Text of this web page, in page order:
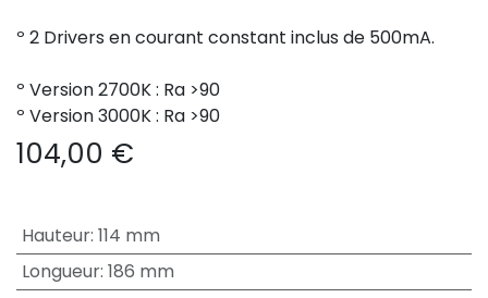
º 2 Drivers en courant constant inclus de 500mA.
º Version 2700K : Ra >90
º Version 3000K : Ra >90
104,00 €
Hauteur: 114 mm
Longueur: 186 mm